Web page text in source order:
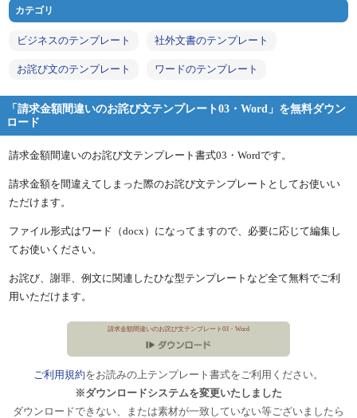
カテゴリ
ビジネスのテンプレート 社外文書のテンプレート
お詫び文のテンプレート ワードのテンプレート
「請求金額間違いのお詫び文テンプレート03・Word」を無料ダウン
ロード
請求金額間違いのお詫び文テンプレート書式03・Wordです。
請求金額を間違えてしまった際のお詫び文テンプレートとしてお使いい
ただけます。
ファイル形式はワード（docx）になってますので、必要に応じて編集し
てお使いください。
お詫び、謝罪、例文に関連したひな型テンプレートなど全て無料でご利
用いただけます。
請求金額間違いのお詫び文テンプレート03・Word
ご利用規約をお読みの上テンプレート書式をご利用ください。
※ダウンロードシステムを変更いたしました
ダウンロードできない、または素材が一致していない等ございましたら